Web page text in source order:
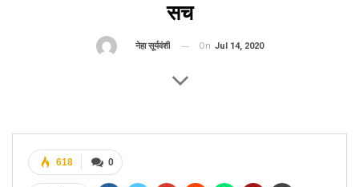
सच
नेहा सूर्यवंशी On Jul 14, 2020
0
618